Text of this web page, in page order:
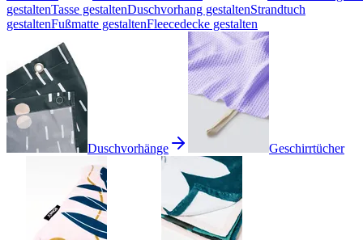
gestaltenTasse gestaltenDuschvorhang gestaltenStrandtuch
gestaltenFußmatte gestaltenFleecedecke gestalten
Duschvorhänge Geschirrtücher